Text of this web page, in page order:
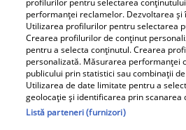
unul dintre cei mai
cunoscuți români! Uită-
te bine la el, îl
recunoști? Mulți îl
admiră, dar sunt și voci
care îl critică
de
profilurilor pentru selectarea
performanței reclamelor. Dezvoltarea
Utilizarea profilurilor pentru selectarea
Crearea profilurilor de conținut
pentru a selecta conținutul. Crearea
personalizată. Măsurarea performanței
publicului prin statistici sau combinații
Utilizarea de date limitate pentru a
geolocație și identificarea prin scanarea
Listă parteneri (furnizori)